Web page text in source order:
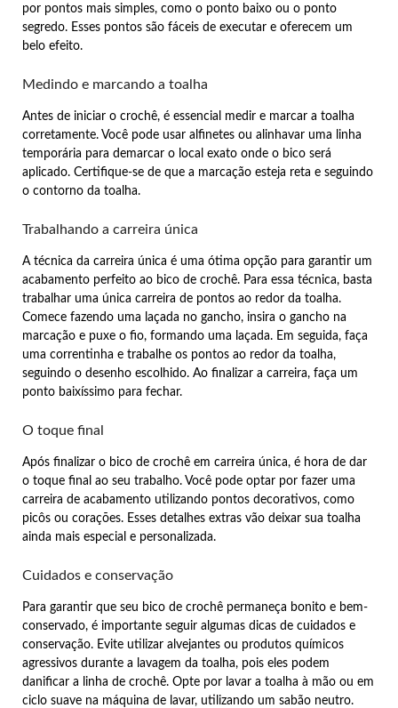
por pontos mais simples, como o ponto baixo ou o ponto
segredo. Esses pontos são fáceis de executar e oferecem um
belo efeito.
Medindo e marcando a toalha
Antes de iniciar o crochê, é essencial medir e marcar a toalha
corretamente. Você pode usar alfinetes ou alinhavar uma linha
temporária para demarcar o local exato onde o bico será
aplicado. Certifique-se de que a marcação esteja reta e seguindo
o contorno da toalha.
Trabalhando a carreira única
A técnica da carreira única é uma ótima opção para garantir um
acabamento perfeito ao bico de crochê. Para essa técnica, basta
trabalhar uma única carreira de pontos ao redor da toalha.
Comece fazendo uma laçada no gancho, insira o gancho na
marcação e puxe o fio, formando uma laçada. Em seguida, faça
uma correntinha e trabalhe os pontos ao redor da toalha,
seguindo o desenho escolhido. Ao finalizar a carreira, faça um
ponto baixíssimo para fechar.
O toque final
Após finalizar o bico de crochê em carreira única, é hora de dar
o toque final ao seu trabalho. Você pode optar por fazer uma
carreira de acabamento utilizando pontos decorativos, como
picôs ou corações. Esses detalhes extras vão deixar sua toalha
ainda mais especial e personalizada.
Cuidados e conservação
Para garantir que seu bico de crochê permaneça bonito e bem-
conservado, é importante seguir algumas dicas de cuidados e
conservação. Evite utilizar alvejantes ou produtos químicos
agressivos durante a lavagem da toalha, pois eles podem
danificar a linha de crochê. Opte por lavar a toalha à mão ou em
ciclo suave na máquina de lavar, utilizando um sabão neutro.